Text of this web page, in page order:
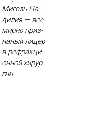
Ми­гель Па­
дилия — все­
мир­но приз­
на­ный ли­дер
в реф­ракци­
он­ной хи­рур­
гии